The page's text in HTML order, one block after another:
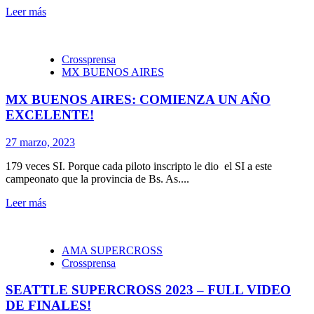
Leer más
Crossprensa
MX BUENOS AIRES
MX BUENOS AIRES: COMIENZA UN AÑO
EXCELENTE!
27 marzo, 2023
179 veces SI. Porque cada piloto inscripto le dio el SI a este
campeonato que la provincia de Bs. As....
Leer más
AMA SUPERCROSS
Crossprensa
SEATTLE SUPERCROSS 2023 – FULL VIDEO
DE FINALES!